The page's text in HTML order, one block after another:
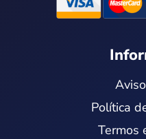
Política
Termos